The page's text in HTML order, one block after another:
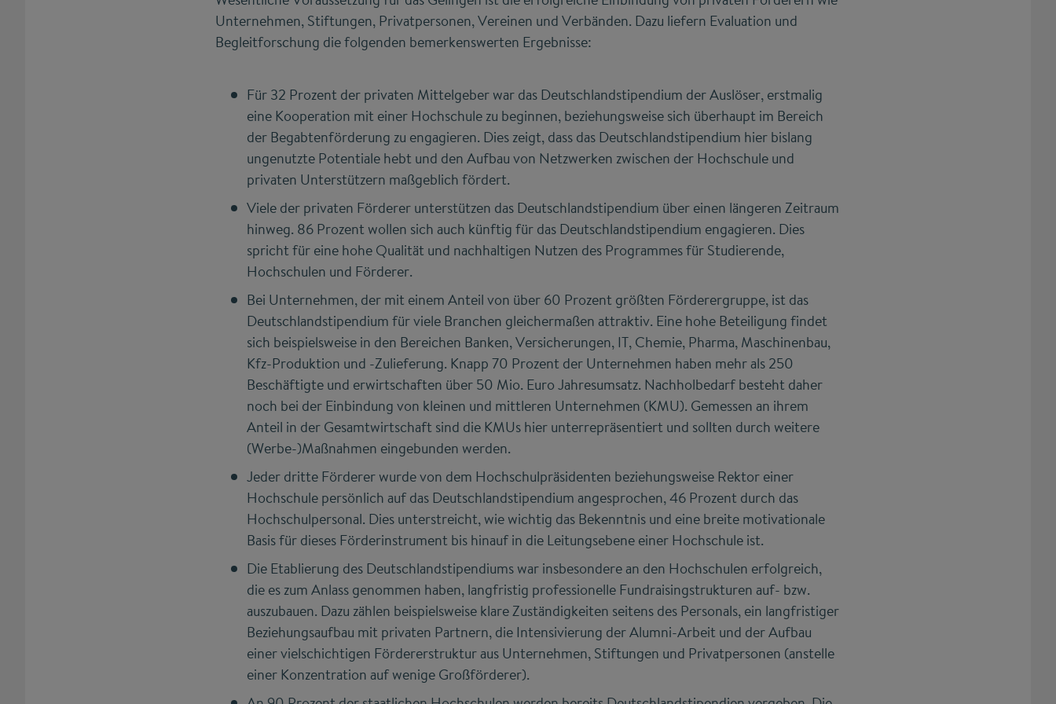
Unternehmen, Stiftungen, Privatpersonen, Vereinen und Verbänden. Dazu liefern Evaluation und
Begleitforschung die folgenden bemerkenswerten Ergebnisse:
Für 32 Prozent der privaten Mittelgeber war das Deutschlandstipendium der Auslöser, erstmalig
eine Kooperation mit einer Hochschule zu beginnen, beziehungsweise sich überhaupt im Bereich
der Begabtenförderung zu engagieren. Dies zeigt, dass das Deutschlandstipendium hier bislang
ungenutzte Potentiale hebt und den Aufbau von Netzwerken zwischen der Hochschule und
privaten Unterstützern maßgeblich fördert.
Viele der privaten Förderer unterstützen das Deutschlandstipendium über einen längeren Zeitraum
hinweg. 86 Prozent wollen sich auch künftig für das Deutschlandstipendium engagieren. Dies
spricht für eine hohe Qualität und nachhaltigen Nutzen des Programmes für Studierende,
Hochschulen und Förderer.
Bei Unternehmen, der mit einem Anteil von über 60 Prozent größten Förderergruppe, ist das
Deutschlandstipendium für viele Branchen gleichermaßen attraktiv. Eine hohe Beteiligung findet
sich beispielsweise in den Bereichen Banken, Versicherungen, IT, Chemie, Pharma, Maschinenbau,
Kfz-Produktion und -Zulieferung. Knapp 70 Prozent der Unternehmen haben mehr als 250
Beschäftigte und erwirtschaften über 50 Mio. Euro Jahresumsatz. Nachholbedarf besteht daher
noch bei der Einbindung von kleinen und mittleren Unternehmen (KMU). Gemessen an ihrem
Anteil in der Gesamtwirtschaft sind die KMUs hier unterrepräsentiert und sollten durch weitere
(Werbe-)Maßnahmen eingebunden werden.
Jeder dritte Förderer wurde von dem Hochschulpräsidenten beziehungsweise Rektor einer
Hochschule persönlich auf das Deutschlandstipendium angesprochen, 46 Prozent durch das
Hochschulpersonal. Dies unterstreicht, wie wichtig das Bekenntnis und eine breite motivationale
Basis für dieses Förderinstrument bis hinauf in die Leitungsebene einer Hochschule ist.
Die Etablierung des Deutschlandstipendiums war insbesondere an den Hochschulen erfolgreich,
die es zum Anlass genommen haben, langfristig professionelle Fundraisingstrukturen auf- bzw.
auszubauen. Dazu zählen beispielsweise klare Zuständigkeiten seitens des Personals, ein langfristiger
Beziehungsaufbau mit privaten Partnern, die Intensivierung der Alumni-Arbeit und der Aufbau
einer vielschichtigen Fördererstruktur aus Unternehmen, Stiftungen und Privatpersonen (anstelle
einer Konzentration auf wenige Großförderer).